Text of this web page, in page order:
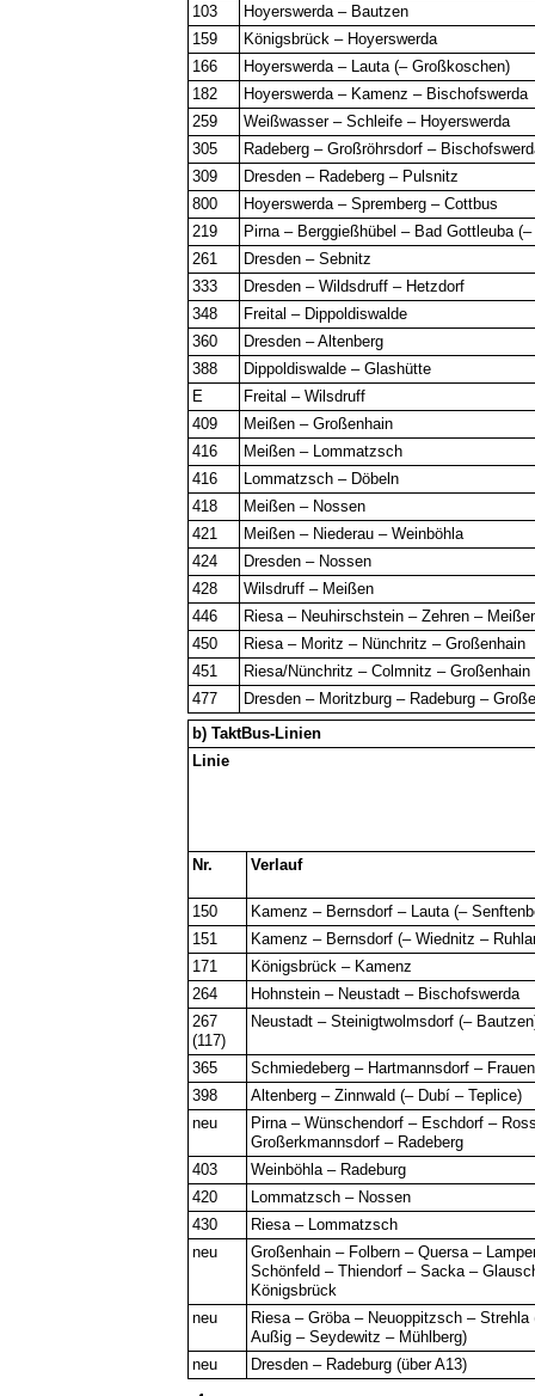
103
Hoyerswerda – Bautzen
159
Königsbrück – Hoyerswerda
166
Hoyerswerda – Lauta (– Großkoschen)
182
Hoyerswerda – Kamenz – Bischofswerda
259
Weißwasser – Schleife – Hoyerswerda
305
Radeberg – Großröhrsdorf –
309
Dresden – Radeberg – Pulsnitz
800
Hoyerswerda – Spremberg – Cottbus
219
Pirna – Berggießhübel – Bad Gottleuba
261
Dresden – Sebnitz
333
Dresden – Wildsdruff – Hetzdorf
348
Freital – Dippoldiswalde
360
Dresden – Altenberg
388
Dippoldiswalde – Glashütte
E
Freital – Wilsdruff
409
Meißen – Großenhain
416
Meißen – Lommatzsch
416
Lommatzsch – Döbeln
418
Meißen – Nossen
421
Meißen – Niederau – Weinböhla
424
Dresden – Nossen
428
Wilsdruff – Meißen
446
Riesa – Neuhirschstein – Zehren –
450
Riesa – Moritz – Nünchritz – Großenhain
451
Riesa/Nünchritz – Colmnitz – Großenhain
477
Dresden – Moritzburg – Radeburg –
b) TaktBus-Linien
Linie
Nr. Verlauf
150
Kamenz – Bernsdorf – Lauta (–
151
Kamenz – Bernsdorf (– Wiednitz –
171
Königsbrück – Kamenz
264
Hohnstein – Neustadt – Bischofswerda
267
(117)
Neustadt – Steinigtwolmsdorf (–
365
Schmiedeberg – Hartmannsdorf –
398
Altenberg – Zinnwald (– Dubí – Teplice)
neu
Pirna – Wünschendorf – Eschdorf –
Großerkmannsdorf – Radeberg
403
Weinböhla – Radeburg
420
Lommatzsch – Nossen
430
Riesa – Lommatzsch
neu
Großenhain – Folbern – Quersa –
Schönfeld – Thiendorf – Sacka –
Königsbrück
neu
Riesa – Gröba – Neuoppitzsch –
Außig – Seydewitz – Mühlberg)
neu
Dresden – Radeburg (über A13)